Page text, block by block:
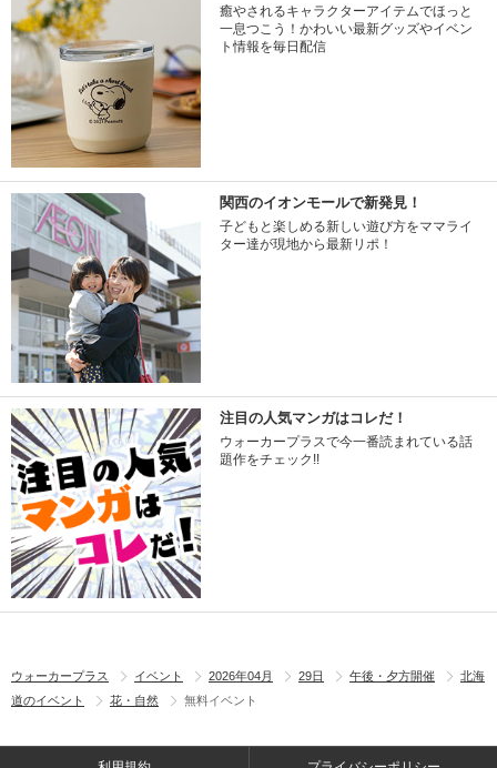
癒やされるキャラクターアイテムでほっと
一息つこう！かわいい最新グッズやイベン
ト情報を毎日配信
関西のイオンモールで新発見！
子どもと楽しめる新しい遊び方をママライ
ター達が現地から最新リポ！
注目の人気マンガはコレだ！
ウォーカープラスで今一番読まれている話
題作をチェック!!
ウォーカープラス イベント 2026年04月 29日 午後・夕方開催
北海
道のイベント
花・自然 無料イベント